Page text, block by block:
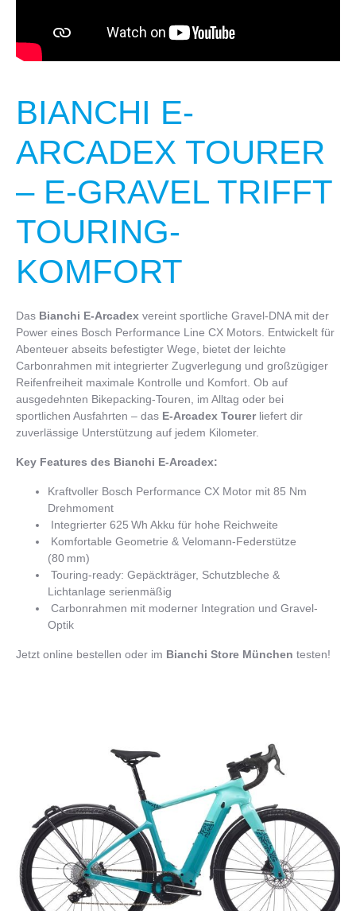
BIANCHI E-
ARCADEX TOURER
– E-GRAVEL TRIFFT
TOURING-
KOMFORT
Das Bianchi E-Arcadex vereint sportliche Gravel-DNA mit der
Power eines Bosch Performance Line CX Motors. Entwickelt für
Abenteuer abseits befestigter Wege, bietet der leichte
Carbonrahmen mit integrierter Zugverlegung und großzügiger
Reifenfreiheit maximale Kontrolle und Komfort. Ob auf
ausgedehnten Bikepacking-Touren, im Alltag oder bei
sportlichen Ausfahrten – das E-Arcadex Tourerliefert dir
zuverlässige Unterstützung auf jedem Kilometer.
Key Features des Bianchi E-Arcadex:
Kraftvoller Bosch Performance CX Motor mit 85 Nm
Drehmoment
Integrierter 625 Wh Akku für hohe Reichweite
Komfortable Geometrie & Velomann-Federstütze
(80 mm)
Touring-ready: Gepäckträger, Schutzbleche &
Lichtanlage serienmäßig
Carbonrahmen mit moderner Integration und Gravel-
Optik
Jetzt online bestellen oder im Bianchi Store München testen!